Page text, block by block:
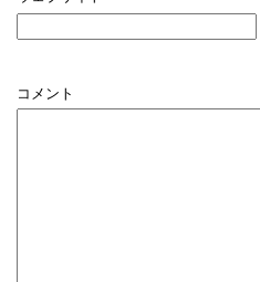
コメント